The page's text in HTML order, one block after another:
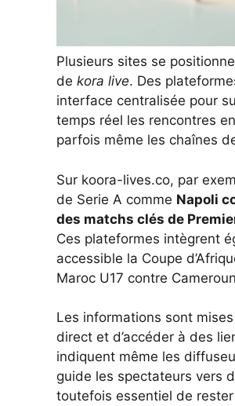
Plusieurs sites se
de kora live. Des
interface centralisée pour
temps réel les rencontres
parfois même les chaînes
Sur koora-lives.co, par
de Serie A comme Napoli
des matchs clés de
Ces plateformes intègrent
accessible la Coupe
Maroc U17 contre
Les informations sont
direct et d’accéder à des
indiquent même les
guide les spectateurs vers
toutefois essentiel de